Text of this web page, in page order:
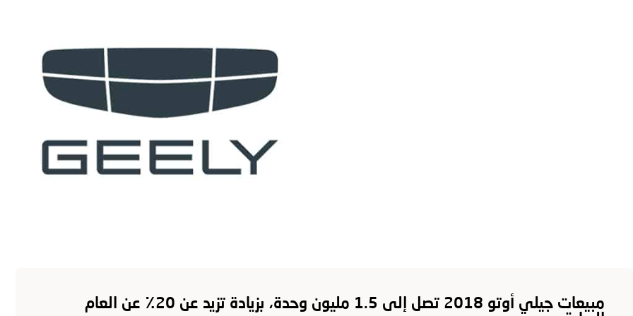
مبيعات جيلي أوتو 2018 تصل إلى 1.5 مليون وحدة، بزيادة تزيد عن 20٪ عن العام